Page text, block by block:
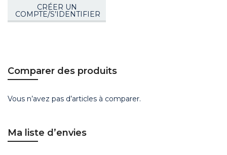
CRÉER UN
COMPTE/S’IDENTIFIER
Comparer des produits
Vous n’avez pas d’articles à comparer.
Ma liste d’envies